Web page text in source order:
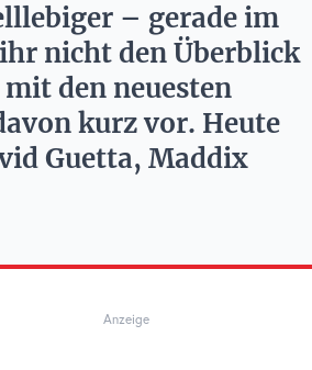
– gerade im
nicht den Überblick
den neuesten
kurz vor. Heute
Guetta, Maddix
Anzeige